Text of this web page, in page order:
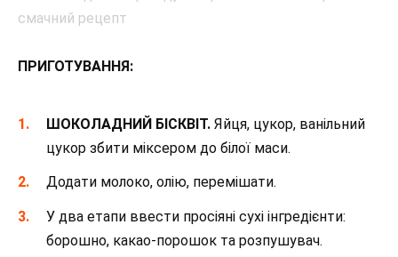
ПРИГОТУВАННЯ:
ШОКОЛАДНИЙ БІСКВІТ. Яйця, цукор, ванільний
цукор збити міксером до білої маси.
Додати молоко, олію, перемішати.
У два етапи ввести просіяні сухі інгредієнти:
борошно, какао-порошок та розпушувач.